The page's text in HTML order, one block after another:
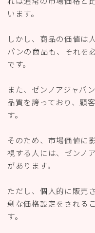
います。
しかし、商品の価値は
パンの商品も、それを
です。
また、ゼンノアジャパ
品質を誇っており、顧
す。
そのため、市場価値に
視する人には、ゼンノ
があります。
ただし、個人的に販売
剰な価格設定をされる
す。